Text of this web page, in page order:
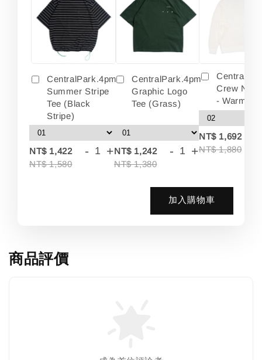
CentralPark.4pm
Summer Stripe
Tee (Black
Stripe)
NT$ 1,422
NT$ 1,580
- +
CentralPark.4pm
Graphic Logo
Tee (Grass)
NT$ 1,242
NT$ 1,380
- +
Crew
- Warm
NT$ 1,692
NT$ 1,880
加入購物車
商品評價